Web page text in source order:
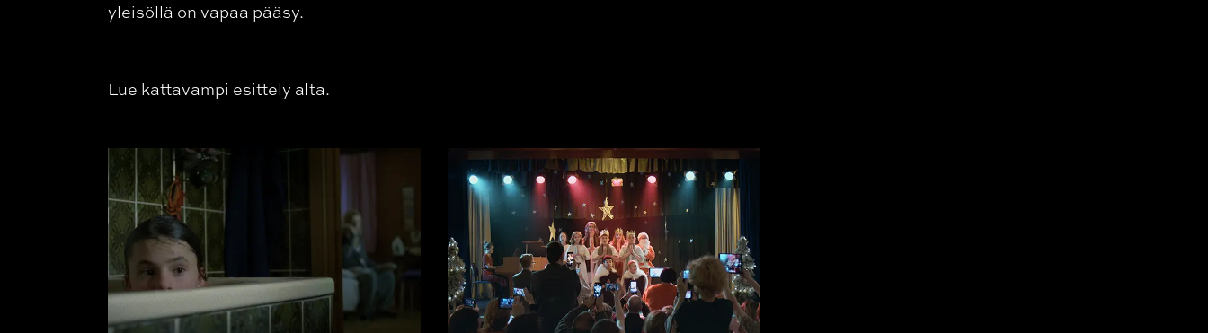
yleisöllä on vapaa pääsy.
Lue kattavampi esittely alta.